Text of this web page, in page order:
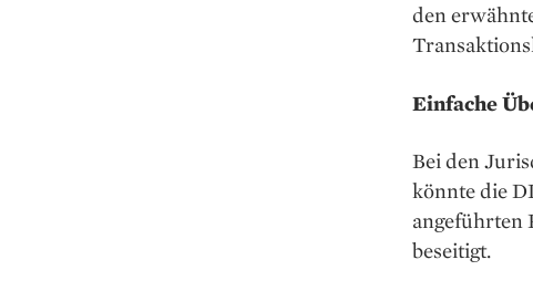
den
Einfache
Bei den
könnte die
angeführten
beseitigt.